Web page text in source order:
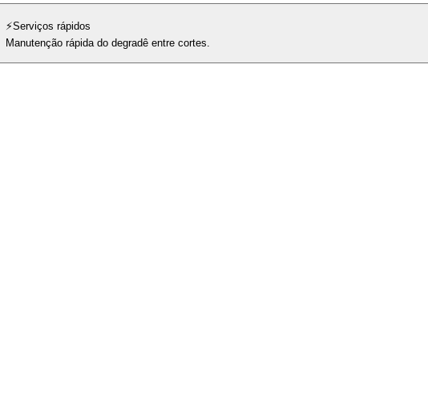
⚡️Serviços rápidos
Manutenção rápida do degradê entre cortes.